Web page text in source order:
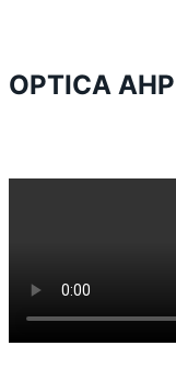
OPTICA AHP